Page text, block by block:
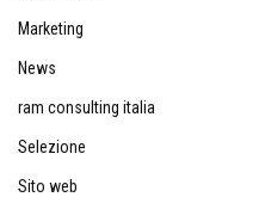
Marketing
News
ram consulting italia
Selezione
Sito web